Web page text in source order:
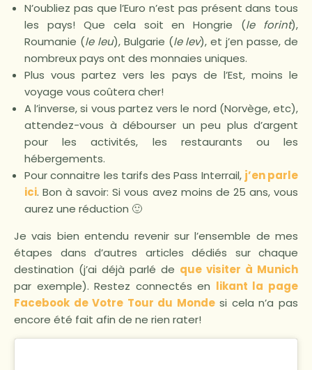
N’oubliez pas que l’Euro n’est pas présent dans tous
les pays! Que cela soit en Hongrie (le forint),
Roumanie (le leu), Bulgarie (le lev), et j’en passe, de
nombreux pays ont des monnaies uniques.
Plus vous partez vers les pays de l’Est, moins le
voyage vous coûtera cher!
A l’inverse, si vous partez vers le nord (Norvège, etc),
attendez-vous à débourser un peu plus d’argent
pour les activités, les restaurants ou les
hébergements.
Pour connaitre les tarifs des Pass Interrail, j’en parle
ici. Bon à savoir: Si vous avez moins de 25 ans, vous
aurez une réduction 🙂
Je vais bien entendu revenir sur l’ensemble de mes
étapes dans d’autres articles dédiés sur chaque
destination (j’ai déjà parlé de que visiter à Munich
par exemple). Restez connectés en likant la page
Facebook de Votre Tour du Mondesi cela n’a pas
encore été fait afin de ne rien rater!